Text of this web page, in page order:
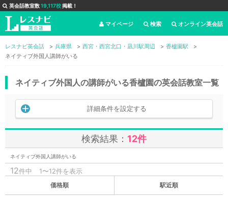
英会話教室数19,117校掲載！
オンライン英会話
検索
マイページ
レスナビ英会話 兵庫県 西宮・西宮北口・凪川駅周辺
香櫨園駅
ネイティブ外国人講師がいる
ネイティブ外国人の講師がいる香櫨園の英会話教室一覧
詳細条件を設定する
検索結果： 12件
ネイティブ外国人講師がいる
12件中 1〜12件を表示
価格順 駅近順